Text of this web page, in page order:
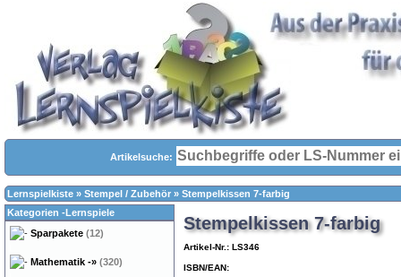
Artikelsuche:
Lernspielkiste » Stempel / Zubehör » Stempelkissen 7-farbig
Stempelkissen 7-farbig
Artikel-Nr.: LS346
ISBN/EAN:
Kategorien -Lernspiele
Sparpakete (12)
Mathematik -» (320)